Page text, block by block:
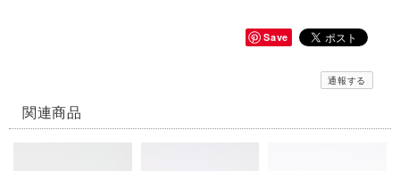
とても可愛いデザインです パッケージや同封されているカードも素敵で
Save
通報する
関連商品